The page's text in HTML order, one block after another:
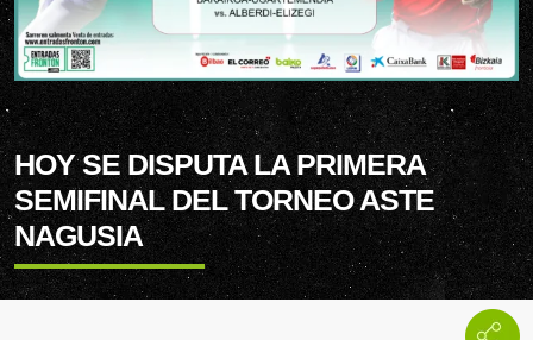
HOY SE DISPUTA LA PRIMERA
SEMIFINAL DEL TORNEO ASTE
NAGUSIA